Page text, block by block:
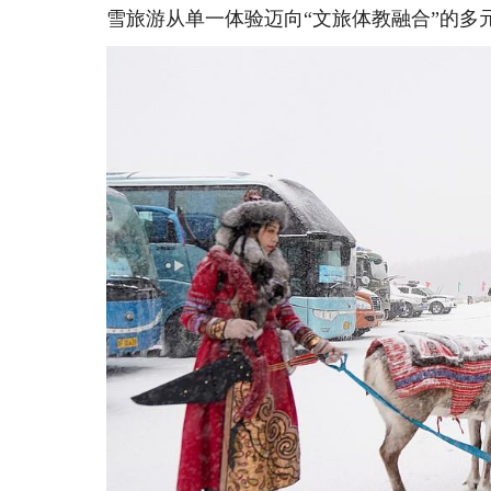
雪旅游从单一体验迈向“文旅体教融合”的多